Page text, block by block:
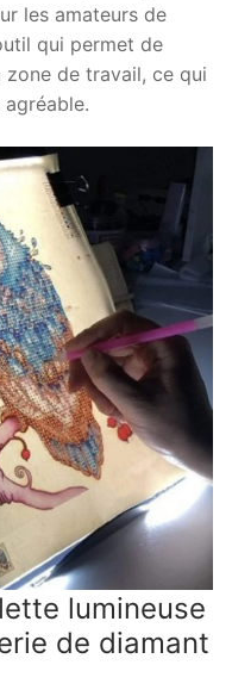
les amateurs de
qui permet de
de travail, ce qui
lumineuse
de diamant